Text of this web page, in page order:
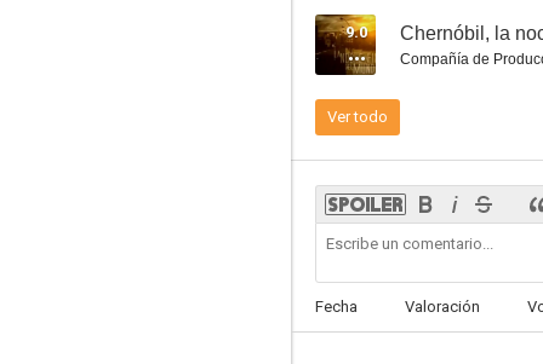
9.0 Chernóbil, la
Compañía de
Ver todo
Fecha Valoración